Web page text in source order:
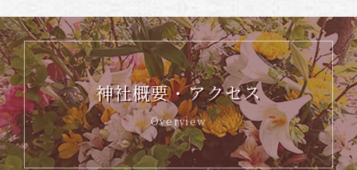
神社概要・アクセス
Overview